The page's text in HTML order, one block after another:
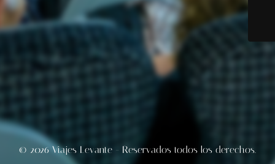
© 2026 Viajes Levante - Reservados todos los derechos.